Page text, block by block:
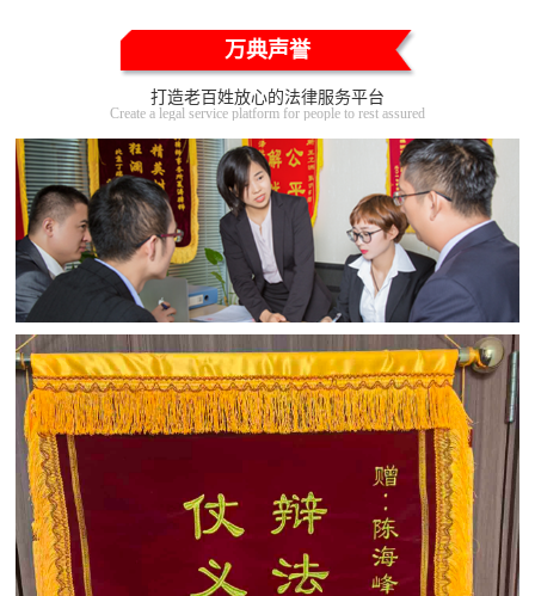
万典声誉
打造老百姓放心的法律服务平台
Create a legal service platform for people to rest assured